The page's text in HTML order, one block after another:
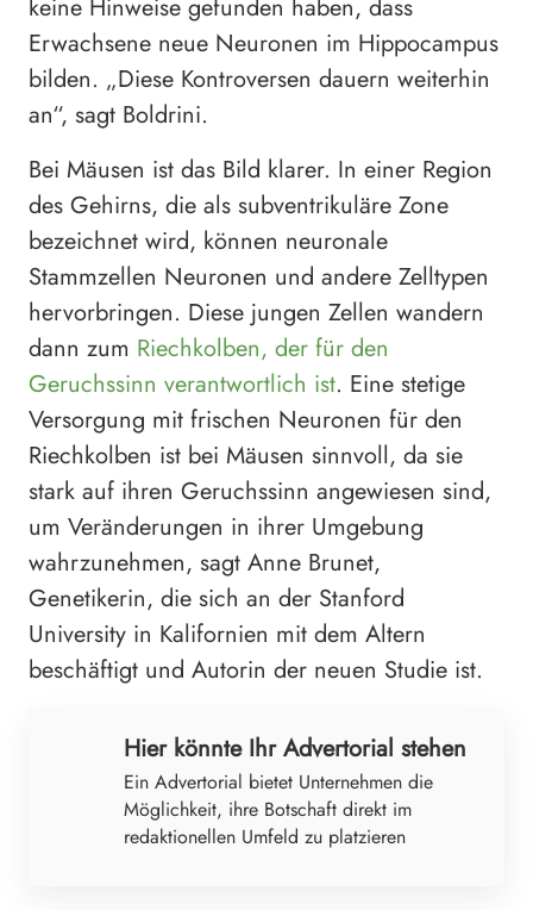
keine Hinweise gefunden haben, dass
Erwachsene neue Neuronen im Hippocampus
bilden. „Diese Kontroversen dauern weiterhin
an“, sagt Boldrini.
Bei Mäusen ist das Bild klarer. In einer Region
des Gehirns, die als subventrikuläre Zone
bezeichnet wird, können neuronale
Stammzellen Neuronen und andere Zelltypen
hervorbringen. Diese jungen Zellen wandern
dann zum Riechkolben, der für den
Geruchssinn verantwortlich ist. Eine stetige
Versorgung mit frischen Neuronen für den
Riechkolben ist bei Mäusen sinnvoll, da sie
stark auf ihren Geruchssinn angewiesen sind,
um Veränderungen in ihrer Umgebung
wahrzunehmen, sagt Anne Brunet,
Genetikerin, die sich an der Stanford
University in Kalifornien mit dem Altern
beschäftigt und Autorin der neuen Studie ist.
Hier könnte Ihr Advertorial stehen
Ein Advertorial bietet Unternehmen die
Möglichkeit, ihre Botschaft direkt im
redaktionellen Umfeld zu platzieren